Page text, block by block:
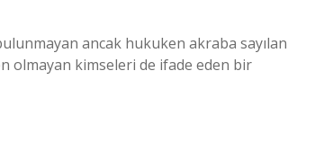
ancak hukuken akraba sayılan
olmayan kimseleri de ifade eden bir